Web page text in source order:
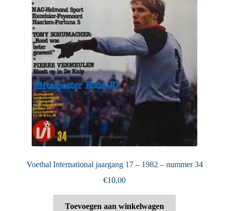
Voetbal International jaargang 17 – 1982 – nummer 34
€10,00
Toevoegen aan winkelwagen